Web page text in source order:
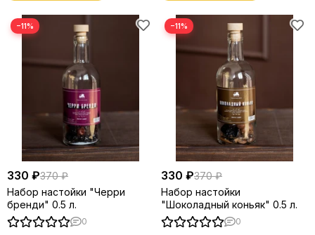
−11%
330 ₽370 ₽
Набор настойки "Черри
бренди" 0.5 л.
0
−11%
330 ₽370 ₽
Набор настойки
"Шоколадный коньяк" 0.5 л.
0